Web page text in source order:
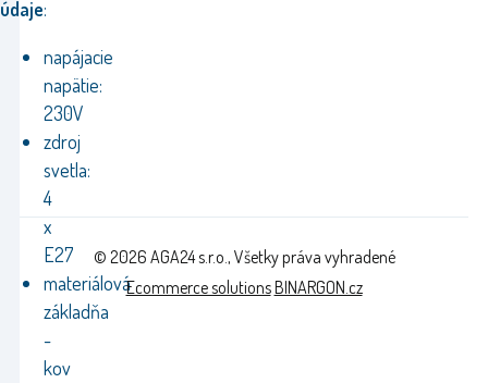
údaje:
napájacie
napätie:
230V
zdroj
svetla:
4
x
E27
materiálová
základňa
-
kov
© 2026 AGA24 s.r.o., Všetky práva vyhradené
Ecommerce solutionsBINARGON.cz